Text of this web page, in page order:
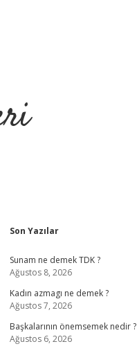
Sidebar
Son Yazılar
Sunam ne demek TDK ?
Ağustos 8, 2026
Kadın azmagı ne demek ?
Ağustos 7, 2026
Başkalarının önemsemek nedir ?
Ağustos 6, 2026